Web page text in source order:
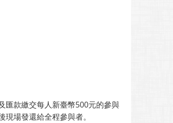
匯款繳交每人新臺幣500元的參與
場發還給全程參與者。